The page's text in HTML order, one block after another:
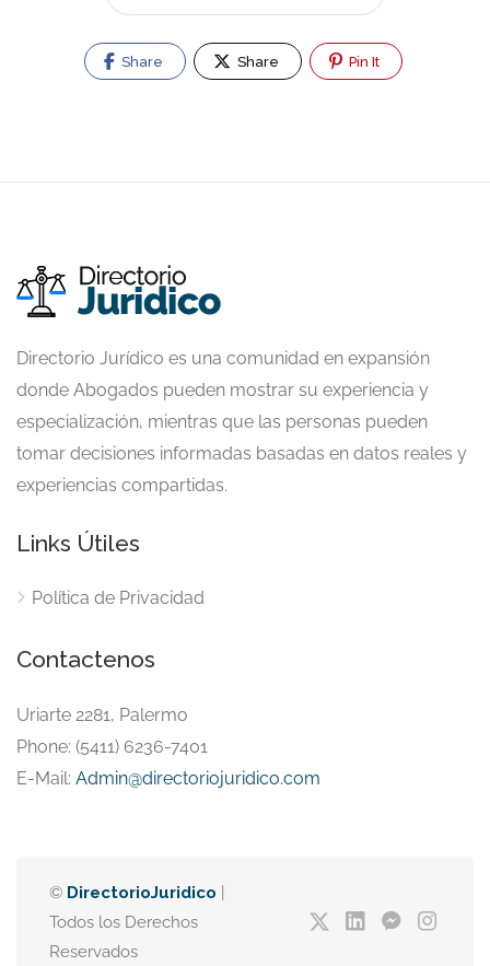
Share Share Pin It
Directorio Jurídico es una comunidad en expansión
donde Abogados pueden mostrar su experiencia y
especialización, mientras que las personas pueden
tomar decisiones informadas basadas en datos reales y
experiencias compartidas.
Links Útiles
Política de Privacidad
Contactenos
Uriarte 2281, Palermo
Phone: (5411) 6236-7401
E-Mail: Admin@directoriojuridico.com
© DirectorioJuridico
Todos los Derechos
Reservados